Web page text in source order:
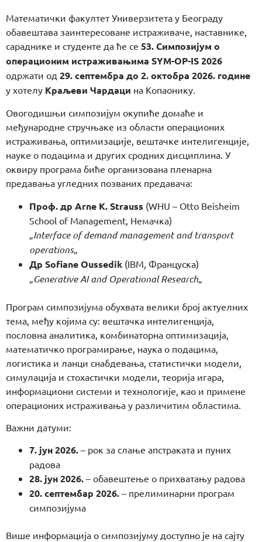
Математички факултет Универзитета у Београду
обавештава заинтересоване истраживаче, наставнике,
сараднике и студенте да ће се 53. Симпозијум о
операционим истраживањима SYM-OP-IS 2026
одржати од 29. септембра до 2. октобра 2026. године
у хотелу Краљеви Чардаци на Копаонику.
Овогодишњи симпозијум окупиће домаће и
међународне стручњаке из области операционих
истраживања, оптимизације, вештачке интелигенције,
науке о подацима и других сродних дисциплина. У
оквиру програма биће организована пленарна
предавања угледних позваних предавача:
Проф. др Arne K. Strauss (WHU – Otto Beisheim
School of Management, Немачка)
„Interface of demand management and transport
operations„
Др Sofiane Oussedik (IBM, Француска)
„Generative AI and Operational Research
Програм симпозијума обухвата велики број актуелних
тема, међу којима су: вештачка интелигенција,
пословна аналитика, комбинаторна оптимизација,
математичко програмирање, наука о подацима,
логистика и ланци снабдевања, статистички модели,
симулација и стохастички модели, теорија игара,
информациони системи и технологије, као и примене
операционих истраживања у различитим областима.
Важни датуми:
7. јун 2026. – рок за слање апстраката и пуних
радова
28. јун 2026. – обавештење о прихватању радова
20. септембар 2026. – прелиминарни програм
симпозијума
Више информација о симпозијуму доступно је на сајту